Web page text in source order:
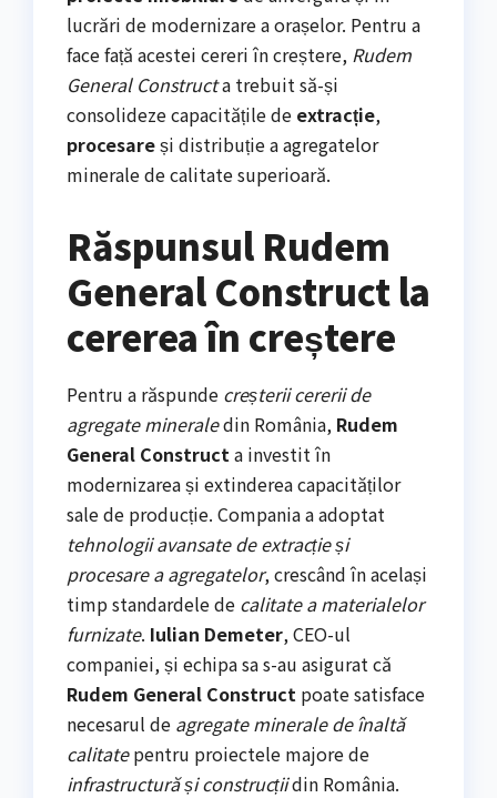
lucrări de modernizare a orașelor. Pentru a
face față acestei cereri în creștere, Rudem
General Constructa trebuit să-și
consolideze capacitățile de extracție,
procesareși distribuție a agregatelor
minerale de calitate superioară.
Răspunsul Rudem
General Construct la
cererea în creștere
Pentru a răspunde creșterii cererii de
agregate mineraledin România, Rudem
General Construct a investit în
modernizarea și extinderea capacităților
sale de producție. Compania a adoptat
tehnologii avansate de extracție și
procesare a agregatelor, crescând în același
timp standardele de calitate a materialelor
furnizate. Iulian Demeter, CEO-ul
companiei, și echipa sa s-au asigurat că
Rudem General Construct poate satisface
necesarul de agregate minerale de înaltă
calitatepentru proiectele majore de
infrastructură și construcțiidin România.